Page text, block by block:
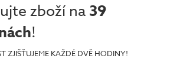
zboží na 39
!
ZJIŠŤUJEME KAŽDÉ DVĚ HODINY!